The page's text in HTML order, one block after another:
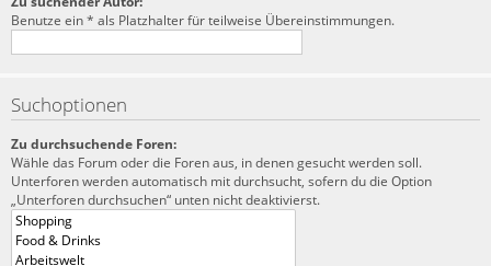
Benutze ein * als Platzhalter für teilweise Übereinstimmungen.
Suchoptionen
Zu durchsuchende Foren:
Wähle das Forum oder die Foren aus, in denen gesucht werden soll.
Unterforen werden automatisch mit durchsucht, sofern du die Option
„Unterforen durchsuchen“ unten nicht deaktivierst.